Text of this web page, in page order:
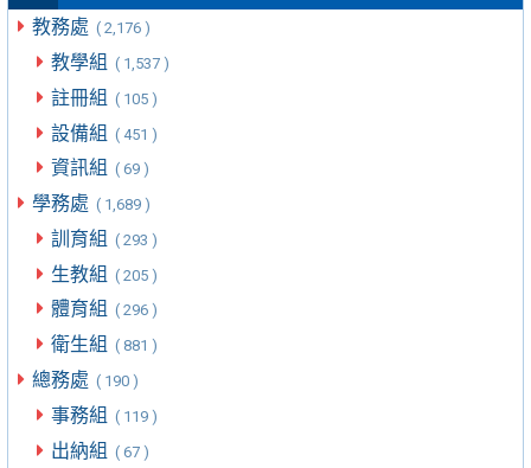
教務處 ( 2,176 )
教學組 ( 1,537 )
註冊組 ( 105 )
設備組 ( 451 )
資訊組 ( 69 )
學務處 ( 1,689 )
訓育組 ( 293 )
生教組 ( 205 )
體育組 ( 296 )
衛生組 ( 881 )
總務處 ( 190 )
事務組 ( 119 )
出納組 ( 67 )